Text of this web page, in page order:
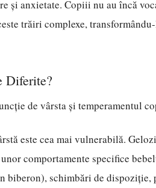
și anxietate. Copiii nu au încă
trăiri complexe,
Diferite?
de vârsta și temperamentul
este cea mai vulnerabilă.
comportamente specifice
biberon), schimbări de dispoziție,